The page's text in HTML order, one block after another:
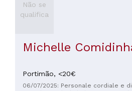
Não se
qualifica
Michelle
Portimão, <20€
06/07/2025: Personale cordiale e